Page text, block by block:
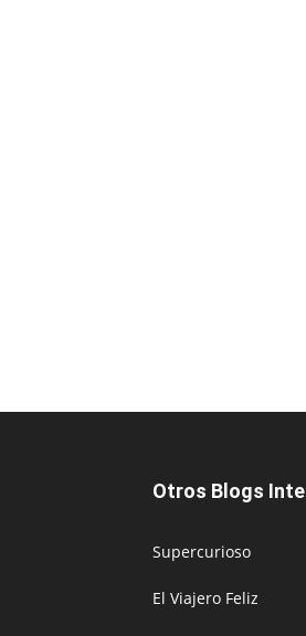
Otros Blogs
Supercurioso
El Viajero Feliz